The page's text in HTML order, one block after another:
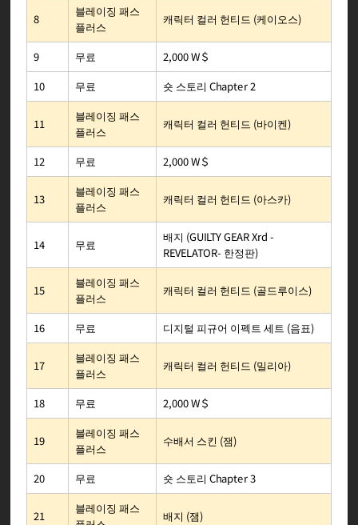
8
블레이징 패스
플러스
캐릭터 컬러 헌티드 (케이오스)
9 무료 2,000 W＄
10 무료 숏 스토리 Chapter 2
11
블레이징 패스
플러스
캐릭터 컬러 헌티드 (바이켄)
12 무료 2,000 W＄
13
블레이징 패스
플러스
캐릭터 컬러 헌티드 (아스카)
14 무료
배지 (GUILTY GEAR Xrd -
REVELATOR- 한정판)
15
블레이징 패스
플러스
캐릭터 컬러 헌티드 (골드루이스)
16 무료 디지털 피규어 이펙트 세트 (음표)
17
블레이징 패스
플러스
캐릭터 컬러 헌티드 (밀리아)
18 무료 2,000 W＄
19
블레이징 패스
플러스
수배서 스킨 (잼)
20 무료 숏 스토리 Chapter 3
21
블레이징 패스
배지 (잼)